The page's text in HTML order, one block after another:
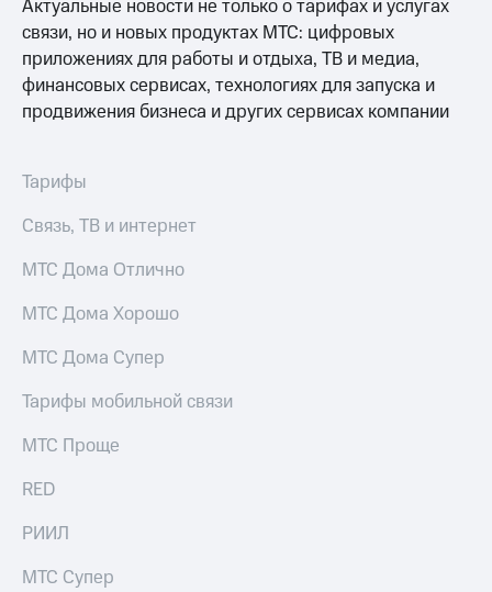
Актуальные новости не только о тарифах и услугах
связи, но и новых продуктах МТС: цифровых
приложениях для работы и отдыха, ТВ и медиа,
финансовых сервисах, технологиях для запуска и
продвижения бизнеса и других сервисах компании
Тарифы
Связь, ТВ и интернет
МТС Дома Отлично
МТС Дома Хорошо
МТС Дома Супер
Тарифы мобильной связи
МТС Проще
RED
РИИЛ
МТС Супер